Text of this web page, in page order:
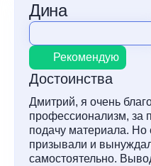
Дина
Рекомендую
Достоинства
Дмитрий, я очень
профессионализм, за
подачу материала. Но
призывали и
самостоятельно.